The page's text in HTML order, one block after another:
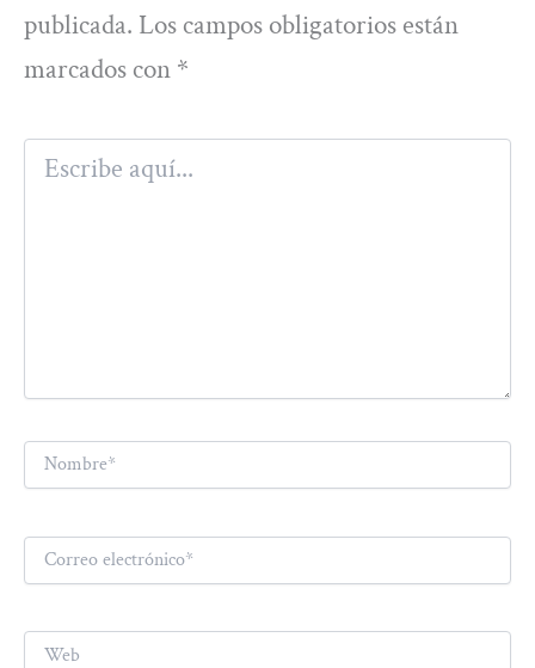
publicada. Los campos obligatorios están
marcados con *
aquí...
Nombre*
Correo
electrónico*